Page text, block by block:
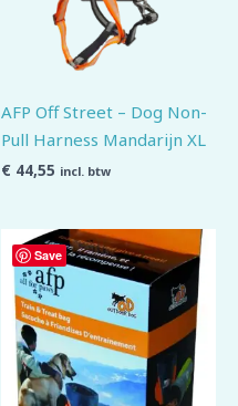
AFP Off Street – Dog Non-
Pull Harness Mandarijn XL
€ 44,55 incl. btw
Save